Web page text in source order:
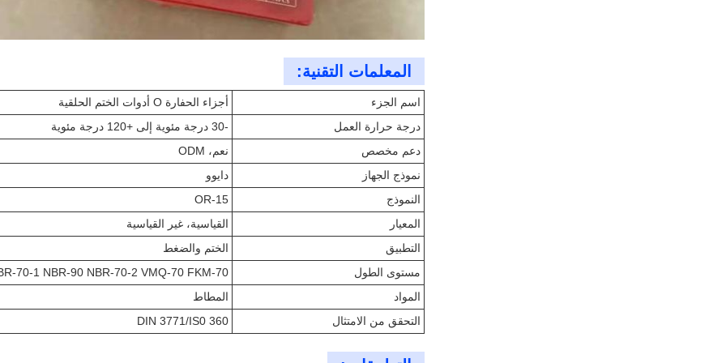
المعلمات التقنية:
اسم الجزء
أجزاء الحفارة O أدوات الختم الحلقية
درجة حرارة العمل
-30 درجة مئوية إلى +120 درجة مئوية
دعم مخصص
نعم، ODM
نموذج الجهاز
دايوو
النموذج
OR-15
المعيار
القياسية، غير القياسية
التطبيق
الختم والضغط
مستوى الطول
70-1 NBR-90 NBR-70-2 VMQ-70 FKM-70
المواد
المطاط
التحقق من الامتثال
DIN 3771/IS0 360